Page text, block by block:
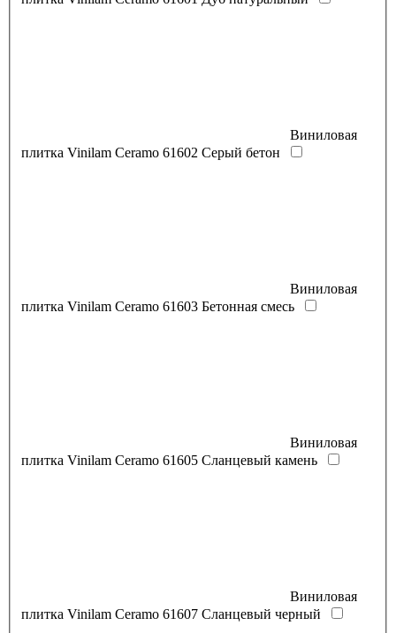
Виниловая
плитка Vinilam Ceramo 61602 Серый бетон
Виниловая
плитка Vinilam Ceramo 61603 Бетонная смесь
Виниловая
плитка Vinilam Ceramo 61605 Сланцевый камень
Виниловая
плитка Vinilam Ceramo 61607 Сланцевый черный